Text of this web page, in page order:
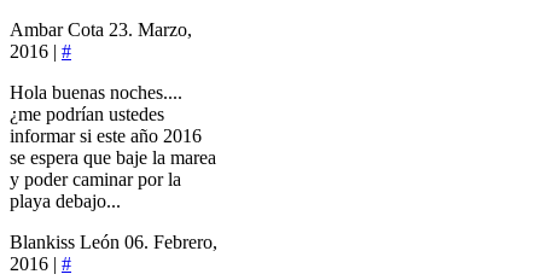
Ambar Cota 23. Marzo,
2016 | #
Hola buenas noches....
¿me podrían ustedes
informar si este año 2016
se espera que baje la marea
y poder caminar por la
playa debajo...
Blankiss León 06. Febrero,
2016 | #